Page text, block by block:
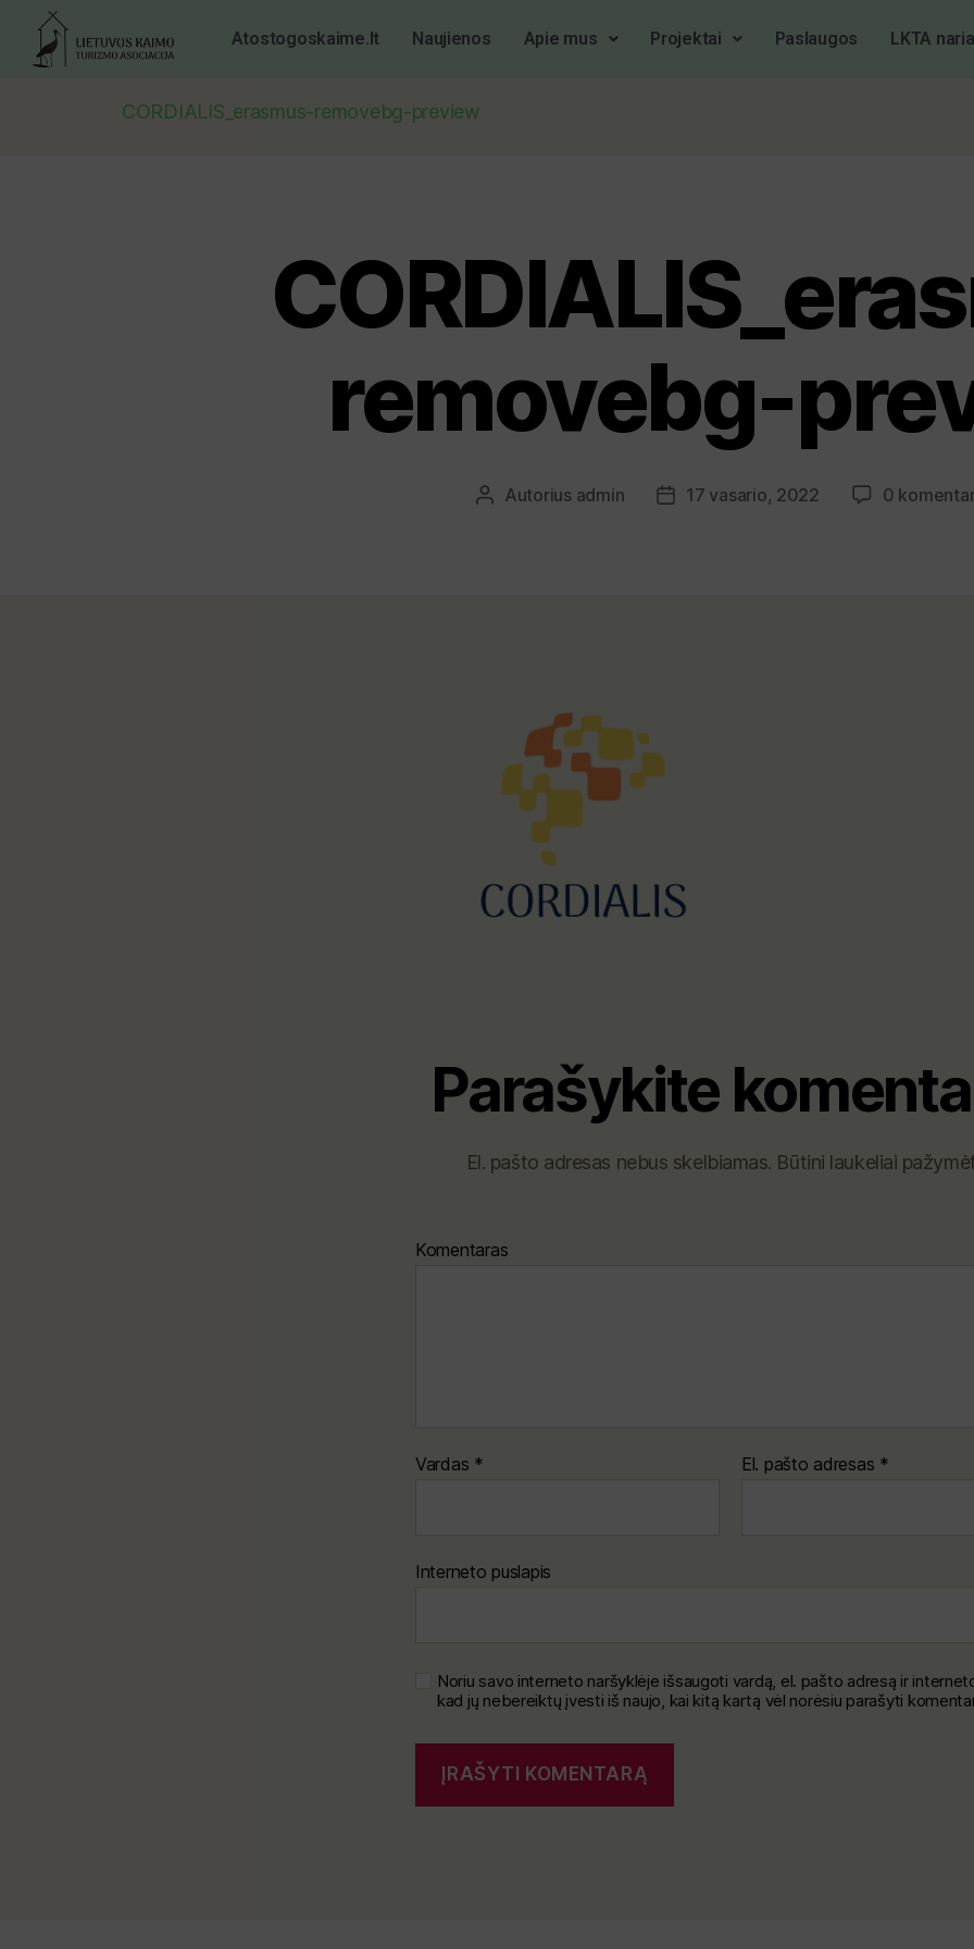
Atostogoskaime.lt Naujienos Apie mus Projektai Paslaugos LKTA
CORDIALIS_erasmus-removebg-preview
removebg-
Autorius admin 17 vasario, 2022 0
Parašykite
El. pašto adresas nebus skelbiamas. Būtini laukeliai
Komentaras
Vardas * El. pašto adresas *
Interneto puslapis
Noriu savo interneto naršyklėje išsaugoti vardą, el. pašto adresą ir
kad jų nebereiktų įvesti iš naujo, kai kitą kartą vėl norėsiu parašyti